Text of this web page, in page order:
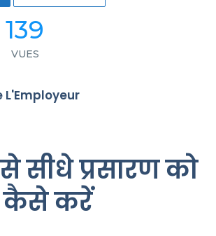
139
VUES
L'Employeur
सीधे प्रसारण को
कैसे करें